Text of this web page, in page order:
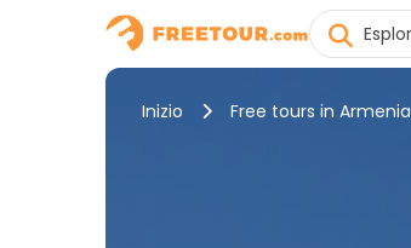
Inizio Free tours in Armenia